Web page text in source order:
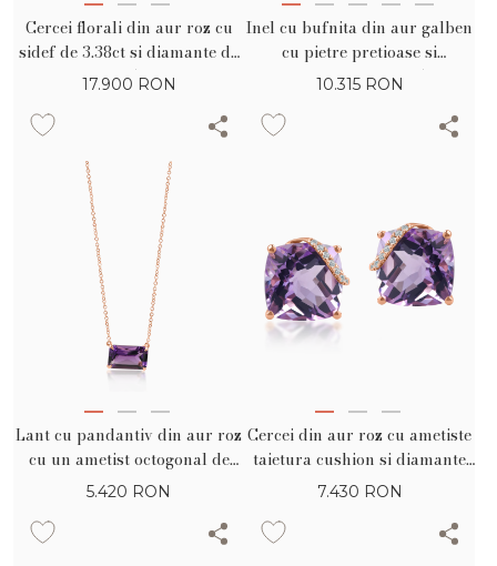
Cercei florali din aur roz cu
sidef de 3.38ct si diamante de
0.35ct
17.900 RON
Inel cu bufnita din aur galben
cu pietre pretioase si
semipretioase de 0.58ct
10.315 RON
Lant cu pandantiv din aur roz
cu un ametist octogonal de
1.9ct
5.420 RON
Cercei din aur roz cu ametiste
taietura cushion si diamante
de 6.86ct
7.430 RON